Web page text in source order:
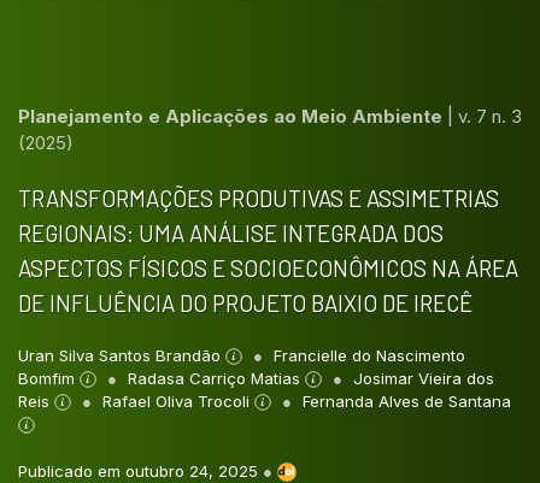
Planejamento e Aplicações ao Meio Ambiente
v. 7 n. 3
(2025)
TRANSFORMAÇÕES PRODUTIVAS E ASSIMETRIAS
REGIONAIS: UMA ANÁLISE INTEGRADA DOS
ASPECTOS FÍSICOS E SOCIOECONÔMICOS NA ÁREA
DE INFLUÊNCIA DO PROJETO BAIXIO DE IRECÊ
Uran Silva Santos Brandão
Francielle do Nascimento
Bomfim
Radasa Carriço Matias
Josimar Vieira dos
Reis
Rafael Oliva Trocoli Fernanda Alves de Santana
Publicado em outubro 24, 2025 ●